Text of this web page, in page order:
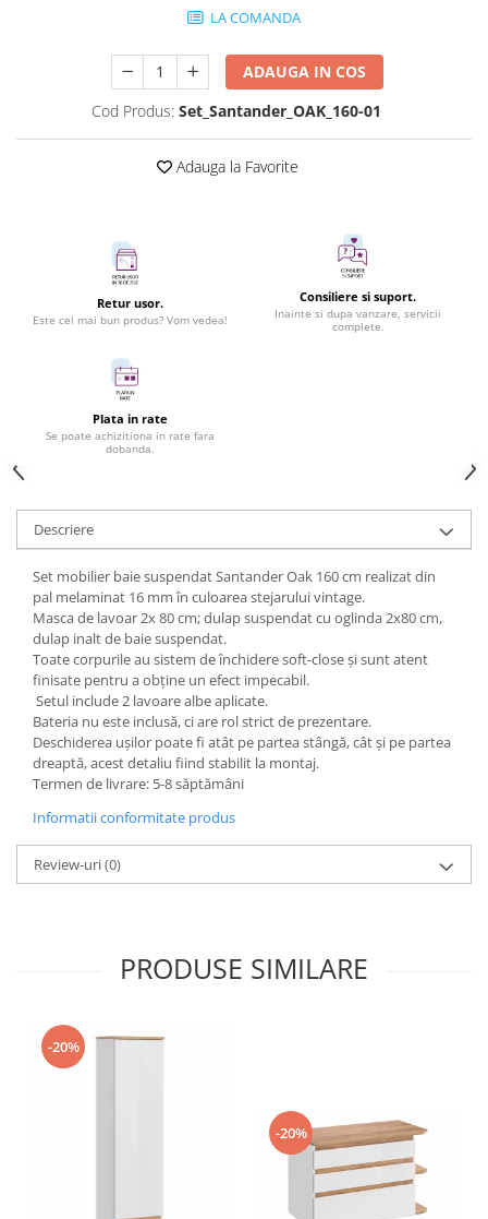
LA COMANDA
ADAUGA IN COS
Cod Produs: Set_Santander_OAK_160-01
Adauga la Favorite
Retur usor.
Este cel mai bun produs? Vom vedea!
Consiliere si suport.
Inainte si dupa vanzare, servicii
complete.
Plata in rate
Se poate achizitiona in rate fara
dobanda.
Descriere
Set mobilier baie suspendat Santander Oak 160 cm realizat din
pal melaminat 16 mm în culoarea stejarului vintage.
Masca de lavoar 2x 80 cm; dulap suspendat cu oglinda 2x80 cm,
dulap inalt de baie suspendat.
Toate corpurile au sistem de închidere soft-close și sunt atent
finisate pentru a obține un efect impecabil.
Setul include 2 lavoare albe aplicate.
Bateria nu este inclusă, ci are rol strict de prezentare.
Deschiderea ușilor poate fi atât pe partea stângă, cât și pe partea
dreaptă, acest detaliu fiind stabilit la montaj.
Termen de livrare: 5-8 săptămâni
Informatii conformitate produs
Review-uri(0)
PRODUSE SIMILARE
-20%
-20%